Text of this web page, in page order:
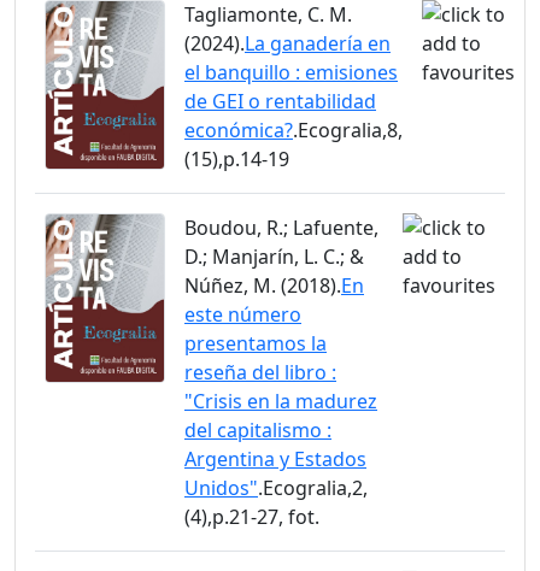
Tagliamonte, C. M.
(2024).La ganadería en
el banquillo : emisiones
de GEI o rentabilidad
económica?.Ecogralia,8,
(15),p.14-19
Boudou, R.; Lafuente,
D.; Manjarín, L. C.; &
Núñez, M. (2018).En
este número
presentamos la
reseña del libro :
"Crisis en la madurez
del capitalismo :
Argentina y Estados
Unidos".Ecogralia,2,
(4),p.21-27, fot.